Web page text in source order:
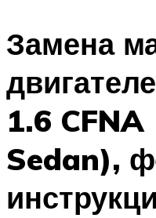
Замена
1.6
Sedan),